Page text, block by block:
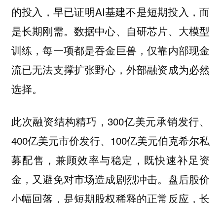
的投入，早已证明AI基建不是短期投入，而
是长期刚需。数据中心、自研芯片、大模型
训练，每一项都是吞金巨兽，仅靠内部现金
流已无法支撑扩张野心，外部融资成为必然
选择。
此次融资结构精巧，300亿美元承销发行、
400亿美元市价发行、100亿美元伯克希尔私
募配售，兼顾效率与稳定，既快速补足资
金，又避免对市场造成剧烈冲击。盘后股价
小幅回落，是短期股权稀释的正常反应，长